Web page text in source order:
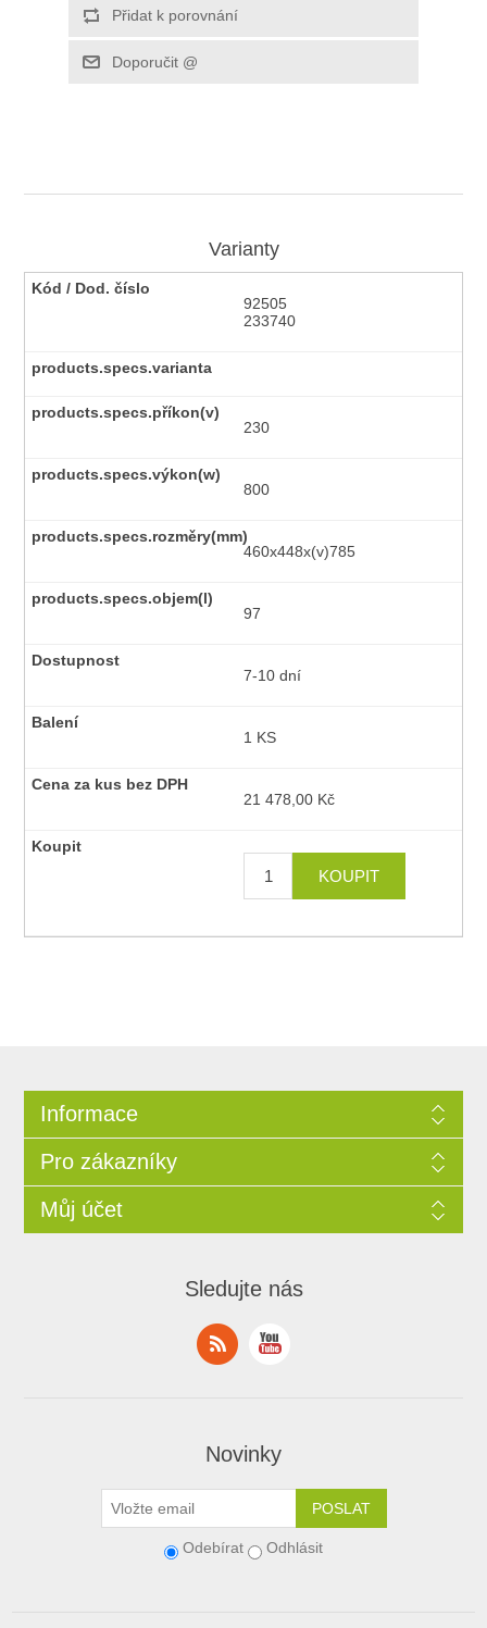
Varianty
92505
233740
230
800
460x448x(v)785
97
7-10 dní
1 KS
21 478,00 Kč
Informace
Pro zákazníky
Můj účet
Sledujte nás
Novinky
Odebírat Odhlásit